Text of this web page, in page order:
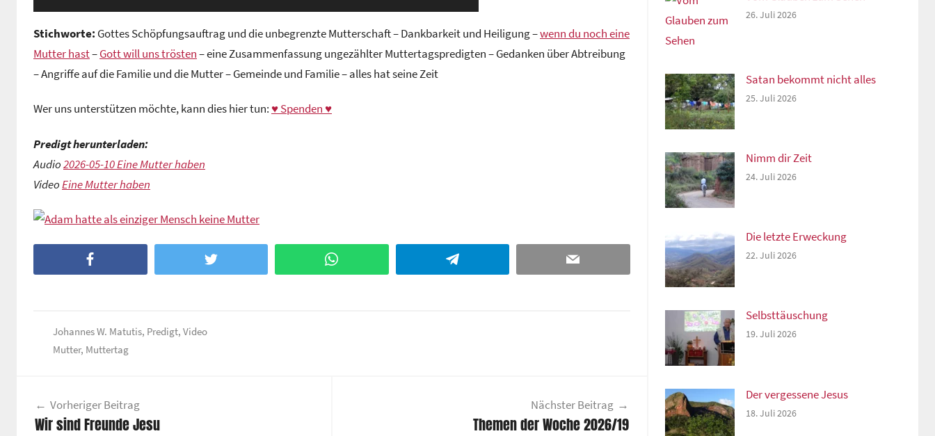
Stichworte: Gottes Schöpfungsauftrag und die unbegrenzte Mutterschaft – Dankbarkeit und Heiligung –wenn du noch eine
Mutter hast–Gott will uns trösten– eine Zusammenfassung ungezählter Muttertagspredigten – Gedanken über Abtreibung
– Angriffe auf die Familie und die Mutter – Gemeinde und Familie – alles hat seine Zeit
Wer uns unterstützen möchte, kann dies hier tun: ♥ Spenden ♥
Predigt herunterladen:
Audio2026-05-10 Eine Mutter haben
VideoEine Mutter haben
Twitter WhatsApp Telegram Email
Johannes W. Matutis, Predigt, Video
Mutter, Muttertag
Vorheriger Beitrag
Wir sind Freunde Jesu
Nächster Beitrag
Themen der Woche 2026/19
26. Juli 2026
Satan bekommt nicht alles
25. Juli 2026
Nimm dir Zeit
24. Juli 2026
Die letzte Erweckung
22. Juli 2026
Selbsttäuschung
19. Juli 2026
Der vergessene Jesus
18. Juli 2026